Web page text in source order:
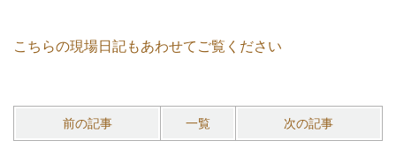
こちらの現場日記もあわせてご覧ください
前の記事 一覧 次の記事